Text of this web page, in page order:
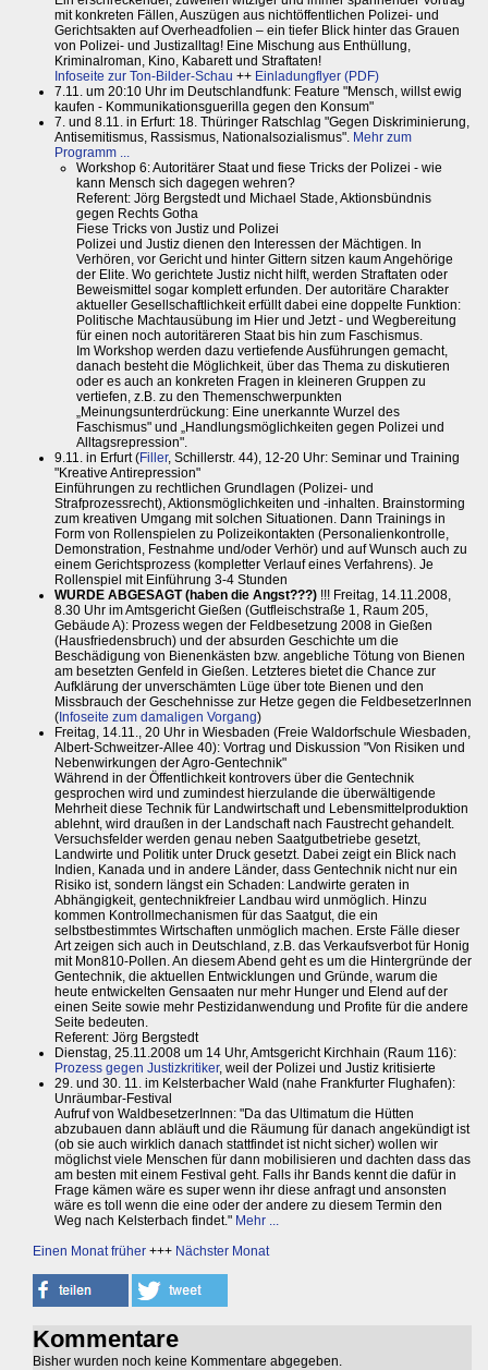
mit konkreten Fällen, Auszügen aus nichtöffentlichen Polizei- und
Gerichtsakten auf Overheadfolien – ein tiefer Blick hinter das Grauen
von Polizei- und Justizalltag! Eine Mischung aus Enthüllung,
Kriminalroman, Kino, Kabarett und Straftaten!
Infoseite zur Ton-Bilder-Schau ++ Einladungflyer (PDF)
7.11. um 20:10 Uhr im Deutschlandfunk: Feature "Mensch, willst ewig
kaufen - Kommunikationsguerilla gegen den Konsum"
7. und 8.11. in Erfurt: 18. Thüringer Ratschlag "Gegen Diskriminierung,
Antisemitismus, Rassismus, Nationalsozialismus". Mehr zum
Programm ...
Workshop 6: Autoritärer Staat und fiese Tricks der Polizei - wie
kann Mensch sich dagegen wehren?
Referent: Jörg Bergstedt und Michael Stade, Aktionsbündnis
gegen Rechts Gotha
Fiese Tricks von Justiz und Polizei
Polizei und Justiz dienen den Interessen der Mächtigen. In
Verhören, vor Gericht und hinter Gittern sitzen kaum Angehörige
der Elite. Wo gerichtete Justiz nicht hilft, werden Straftaten oder
Beweismittel sogar komplett erfunden. Der autoritäre Charakter
aktueller Gesellschaftlichkeit erfüllt dabei eine doppelte Funktion:
Politische Machtausübung im Hier und Jetzt - und Wegbereitung
für einen noch autoritäreren Staat bis hin zum Faschismus.
Im Workshop werden dazu vertiefende Ausführungen gemacht,
danach besteht die Möglichkeit, über das Thema zu diskutieren
oder es auch an konkreten Fragen in kleineren Gruppen zu
vertiefen, z.B. zu den Themenschwerpunkten
„Meinungsunterdrückung: Eine unerkannte Wurzel des
Faschismus" und „Handlungsmöglichkeiten gegen Polizei und
Alltagsrepression".
9.11. in Erfurt (Filler, Schillerstr. 44), 12-20 Uhr: Seminar und Training
"Kreative Antirepression"
Einführungen zu rechtlichen Grundlagen (Polizei- und
Strafprozessrecht), Aktionsmöglichkeiten und -inhalten. Brainstorming
zum kreativen Umgang mit solchen Situationen. Dann Trainings in
Form von Rollenspielen zu Polizeikontakten (Personalienkontrolle,
Demonstration, Festnahme und/oder Verhör) und auf Wunsch auch zu
einem Gerichtsprozess (kompletter Verlauf eines Verfahrens). Je
Rollenspiel mit Einführung 3-4 Stunden
WURDE ABGESAGT (haben die Angst???) !!! Freitag, 14.11.2008,
8.30 Uhr im Amtsgericht Gießen (Gutfleischstraße 1, Raum 205,
Gebäude A): Prozess wegen der Feldbesetzung 2008 in Gießen
(Hausfriedensbruch) und der absurden Geschichte um die
Beschädigung von Bienenkästen bzw. angebliche Tötung von Bienen
am besetzten Genfeld in Gießen. Letzteres bietet die Chance zur
Aufklärung der unverschämten Lüge über tote Bienen und den
Missbrauch der Geschehnisse zur Hetze gegen die FeldbesetzerInnen
( Infoseite zum damaligen Vorgang)
Freitag, 14.11., 20 Uhr in Wiesbaden (Freie Waldorfschule Wiesbaden,
Albert-Schweitzer-Allee 40): Vortrag und Diskussion "Von Risiken und
Nebenwirkungen der Agro-Gentechnik"
Während in der Öffentlichkeit kontrovers über die Gentechnik
gesprochen wird und zumindest hierzulande die überwältigende
Mehrheit diese Technik für Landwirtschaft und Lebensmittelproduktion
ablehnt, wird draußen in der Landschaft nach Faustrecht gehandelt.
Versuchsfelder werden genau neben Saatgutbetriebe gesetzt,
Landwirte und Politik unter Druck gesetzt. Dabei zeigt ein Blick nach
Indien, Kanada und in andere Länder, dass Gentechnik nicht nur ein
Risiko ist, sondern längst ein Schaden: Landwirte geraten in
Abhängigkeit, gentechnikfreier Landbau wird unmöglich. Hinzu
kommen Kontrollmechanismen für das Saatgut, die ein
selbstbestimmtes Wirtschaften unmöglich machen. Erste Fälle dieser
Art zeigen sich auch in Deutschland, z.B. das Verkaufsverbot für Honig
mit Mon810-Pollen. An diesem Abend geht es um die Hintergründe der
Gentechnik, die aktuellen Entwicklungen und Gründe, warum die
heute entwickelten Gensaaten nur mehr Hunger und Elend auf der
einen Seite sowie mehr Pestizidanwendung und Profite für die andere
Seite bedeuten.
Referent: Jörg Bergstedt
Dienstag, 25.11.2008 um 14 Uhr, Amtsgericht Kirchhain (Raum 116):
Prozess gegen Justizkritiker, weil der Polizei und Justiz kritisierte
29. und 30. 11. im Kelsterbacher Wald (nahe Frankfurter Flughafen):
Unräumbar-Festival
Aufruf von WaldbesetzerInnen: "Da das Ultimatum die Hütten
abzubauen dann abläuft und die Räumung für danach angekündigt ist
(ob sie auch wirklich danach stattfindet ist nicht sicher) wollen wir
möglichst viele Menschen für dann mobilisieren und dachten dass das
am besten mit einem Festival geht. Falls ihr Bands kennt die dafür in
Frage kämen wäre es super wenn ihr diese anfragt und ansonsten
wäre es toll wenn die eine oder der andere zu diesem Termin den
Weg nach Kelsterbach findet." Mehr ...
Einen Monat früher +++ Nächster Monat
Kommentare
Bisher wurden noch keine Kommentare abgegeben.